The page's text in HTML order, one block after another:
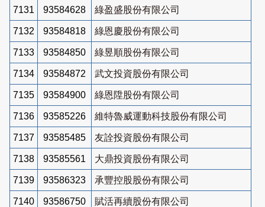
7131 93584628 綠盈盛股份有限公司
7132 93584818 綠恩慶股份有限公司
7133 93584850 綠昱順股份有限公司
7134 93584872 武文投資股份有限公司
7135 93584900 綠恩陞股份有限公司
7136 93585226 維特魯威運動科技股份有限公司
7137 93585485 友詮投資股份有限公司
7138 93585561 大鼎投資股份有限公司
7139 93586323 承豐控股股份有限公司
7140 93586750 賦活再續股份有限公司